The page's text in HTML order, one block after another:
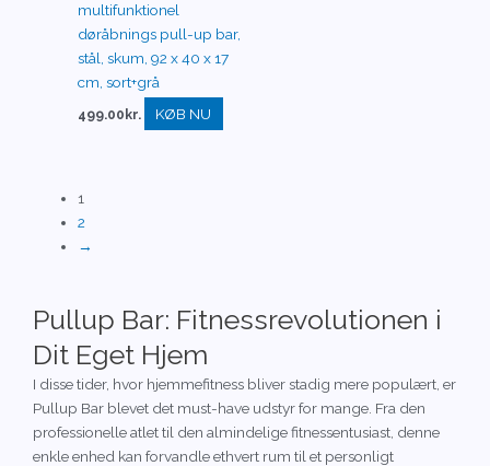
multifunktionel
døråbnings pull-up bar,
stål, skum, 92 x 40 x 17
cm, sort+grå
499.00 kr. KØB NU
1
2
→
Pullup Bar: Fitnessrevolutionen i
Dit Eget Hjem
I disse tider, hvor hjemmefitness bliver stadig mere populært, er
Pullup Bar blevet det must-have udstyr for mange. Fra den
professionelle atlet til den almindelige fitnessentusiast, denne
enkle enhed kan forvandle ethvert rum til et personligt